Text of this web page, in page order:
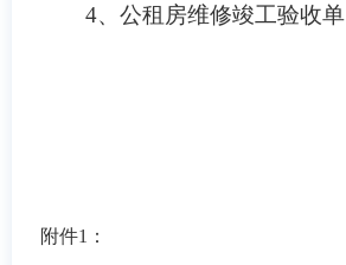
4、公租房维修竣工验收单
附件1 ：